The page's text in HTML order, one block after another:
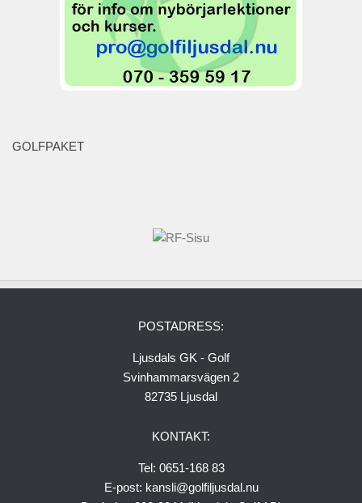
Puttinggreen
Range
Grönt Kort
Protokoll och stadgar
Träningsgrupper
GOLFPAKET
POSTADRESS:
Ljusdals GK - Golf
Svinhammarsvägen 2
82735 Ljusdal
KONTAKT:
Tel: 0651-168 83
E-post: kansli@golfiljusdal.nu